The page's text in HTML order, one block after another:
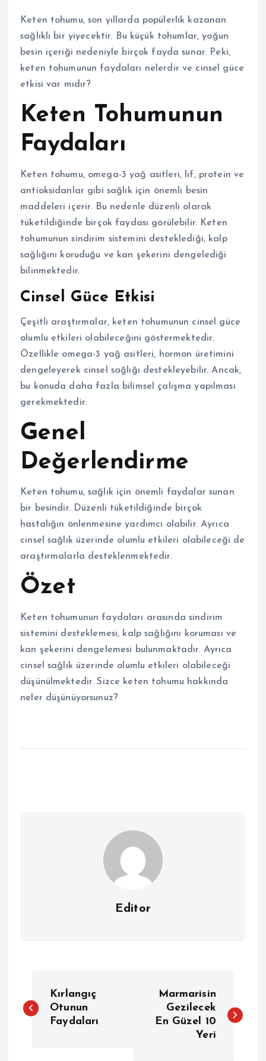
Keten tohumu, son yıllarda popülerlik kazanan
sağlıklı bir yiyecektir. Bu küçük tohumlar, yoğun
besin içeriği nedeniyle birçok fayda sunar. Peki,
keten tohumunun faydaları nelerdir ve cinsel güce
etkisi var mıdır?
Keten Tohumunun
Faydaları
Keten tohumu, omega-3 yağ asitleri, lif, protein ve
antioksidanlar gibi sağlık için önemli besin
maddeleri içerir. Bu nedenle düzenli olarak
tüketildiğinde birçok faydası görülebilir. Keten
tohumunun sindirim sistemini desteklediği, kalp
sağlığını koruduğu ve kan şekerini dengelediği
bilinmektedir.
Cinsel Güce Etkisi
Çeşitli araştırmalar, keten tohumunun cinsel güce
olumlu etkileri olabileceğini göstermektedir.
Özellikle omega-3 yağ asitleri, hormon üretimini
dengeleyerek cinsel sağlığı destekleyebilir. Ancak,
bu konuda daha fazla bilimsel çalışma yapılması
gerekmektedir.
Genel
Değerlendirme
Keten tohumu, sağlık için önemli faydalar sunan
bir besindir. Düzenli tüketildiğinde birçok
hastalığın önlenmesine yardımcı olabilir. Ayrıca
cinsel sağlık üzerinde olumlu etkileri olabileceği de
araştırmalarla desteklenmektedir.
Özet
Keten tohumunun faydaları arasında sindirim
sistemini desteklemesi, kalp sağlığını koruması ve
kan şekerini dengelemesi bulunmaktadır. Ayrıca
cinsel sağlık üzerinde olumlu etkileri olabileceği
düşünülmektedir. Sizce keten tohumu hakkında
neler düşünüyorsunuz?
Editor
a
Kırlangıç
Otunun
Faydaları
Marmarisin
Gezilecek
En Güzel 10
Yeri